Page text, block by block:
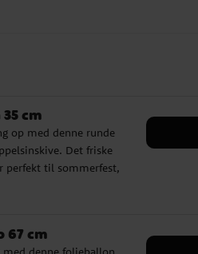
cm
op med denne runde
Det friske
perfekt til sommerfest,
Ballonen kan
som dekoration. Den
67 cm